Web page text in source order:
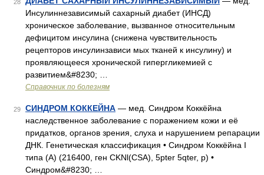
28
Инсулиннезависимый сахарный диабет (ИНСД)
хроническое заболевание, вызванное относительным
дефицитом инсулина (снижена чувствительность
рецепторов инсулинзависи мых тканей к инсулину) и
проявляющееся хронической гипергликемией с
развитием&#8230; …
Справочник по болезням
29 СИНДРОМ КОККЕЙНА — мед. Синдром Коккёйна
наследственное заболевание с поражением кожи и её
придатков, органов зрения, слуха и нарушением репарации
ДНК. Генетическая классификация • Синдром Коккёйна I
типа (А) (216400, ген CKNl(CSA), 5pter 5qter, p) •
Синдром&#8230; …